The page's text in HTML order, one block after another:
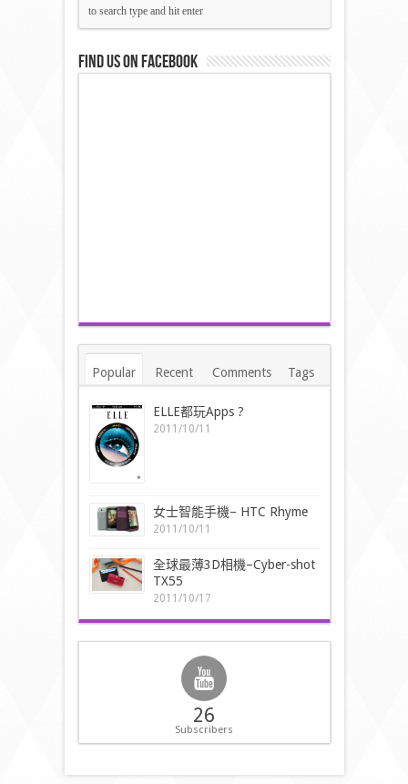
Find us on Facebook
Popular Recent Comments Tags
ELLE都玩Apps ?
2011/10/11
女士智能手機– HTC Rhyme
2011/10/11
全球最薄3D相機–Cyber-shot
TX55
2011/10/17
26
Subscribers